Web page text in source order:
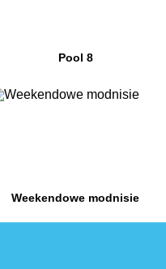
Pool 8
Weekendowe modnisie